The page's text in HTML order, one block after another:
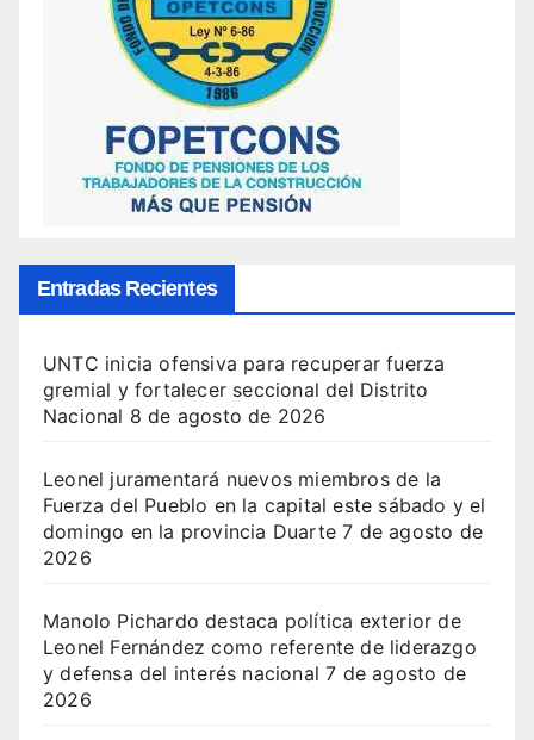
Entradas Recientes
UNTC inicia ofensiva para recuperar fuerza
gremial y fortalecer seccional del Distrito
Nacional 8 de agosto de 2026
Leonel juramentará nuevos miembros de la
Fuerza del Pueblo en la capital este sábado y el
domingo en la provincia Duarte 7 de agosto de
2026
Manolo Pichardo destaca política exterior de
Leonel Fernández como referente de liderazgo
y defensa del interés nacional 7 de agosto de
2026